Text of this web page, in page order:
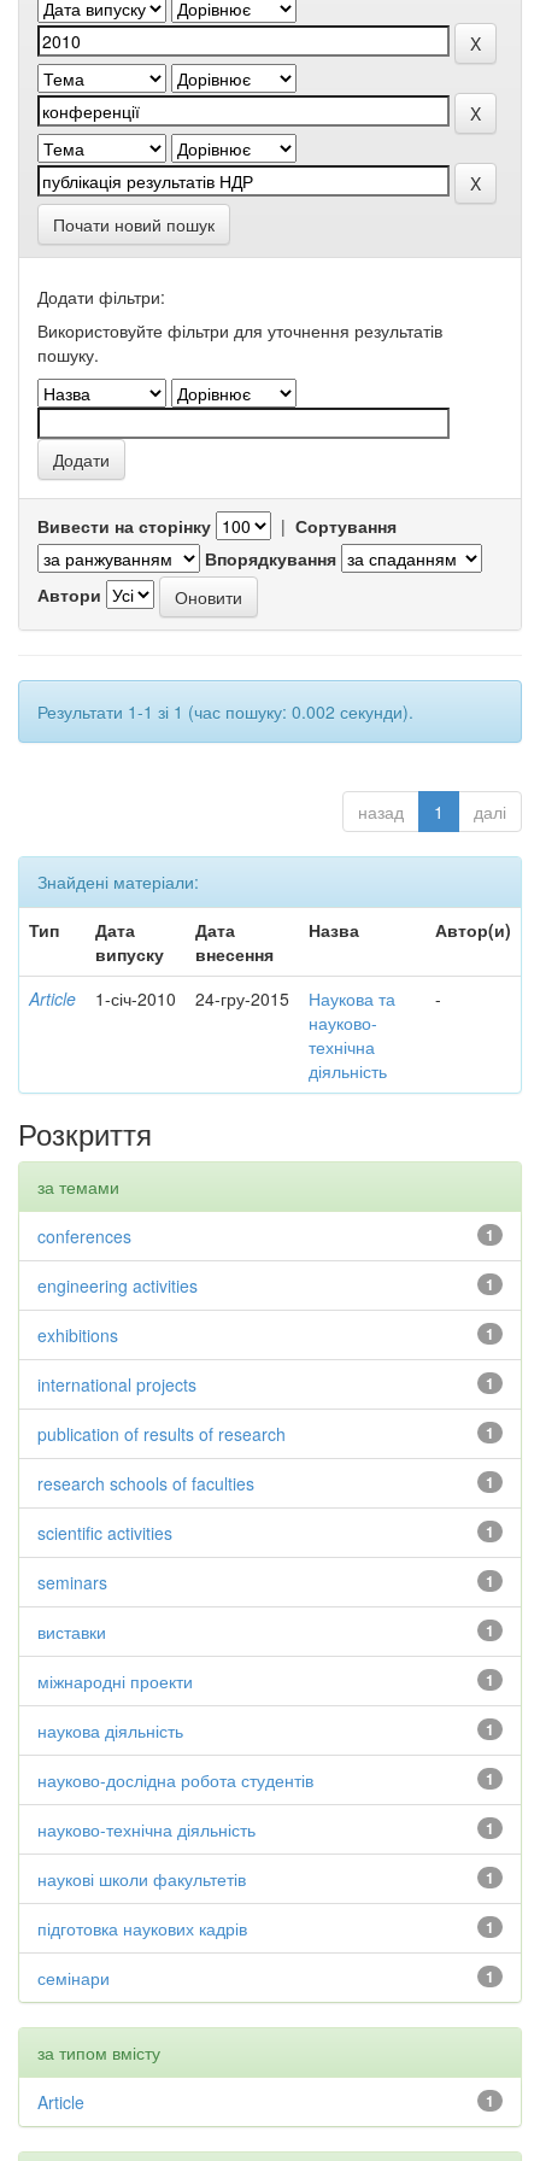
Почати новий пошук
Додати фільтри:
Використовуйте фільтри для уточнення результатів
пошуку.
Вивести на сторінку | Сортування
Впорядкування
Автори
Результати 1-1 зі 1 (час пошуку: 0.002 секунди).
назад 1 далі
Знайдені матеріали:
Тип
Дата
випуску
Дата
внесення
Назва Автор(и)
Article 1-січ-2010 24-гру-2015
Наукова та
науково-
технічна
діяльність
-
Розкриття
за темами
1
conferences
1
engineering activities
1
exhibitions
1
international projects
1
publication of results of research
1
research schools of faculties
1
scientific activities
1
seminars
1
виставки
1
міжнародні проекти
1
наукова діяльність
1
науково-дослідна робота студентів
1
науково-технічна діяльність
1
наукові школи факультетів
1
підготовка наукових кадрів
1
семінари
за типом вмісту
1
Article